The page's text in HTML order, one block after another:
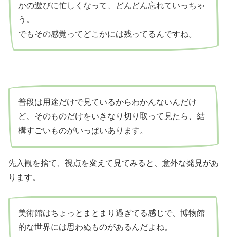
かの遊びに忙しくなって、どんどん忘れていっちゃ
う。
でもその感覚ってどこかには残ってるんですね。
普段は用途だけで見ているからわかんないんだけ
ど、そのものだけをいきなり切り取って見たら、結
構すごいものがいっぱいあります。
先入観を捨て、視点を変えて見てみると、意外な発見があ
ります。
美術館はちょっとまとまり過ぎてる感じで、博物館
的な世界には思わぬものがあるんだよね。